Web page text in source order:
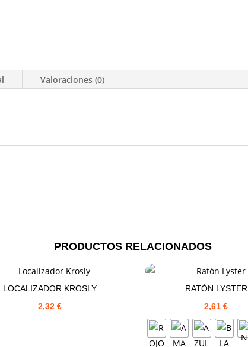
Valoraciones (0)
PRODUCTOS RELACIONADOS
LOCALIZADOR KROSLY
2,32 €
RATÓN LYSTER
2,61€